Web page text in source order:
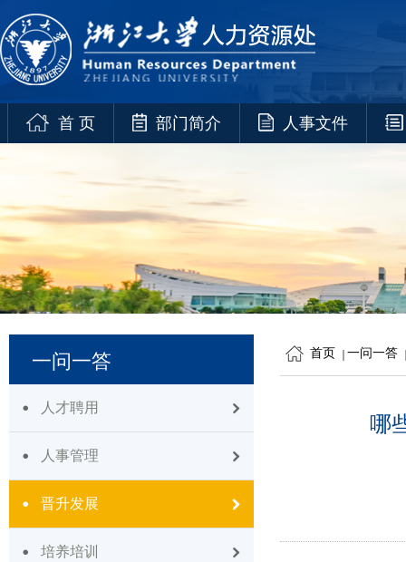
首 页 部门简介 人事文件
一问一答
人才聘用
人事管理
晋升发展
培养培训
首页 一问一答
哪